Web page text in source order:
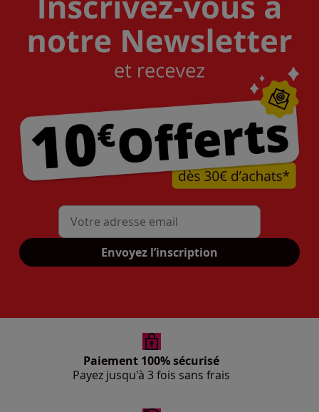
Mon adresse mail
Envoyez l’inscription
Paiement 100% sécurisé
Payez jusqu'à 3 fois sans frais